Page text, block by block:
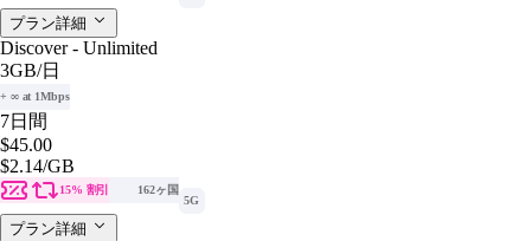
プラン詳細
Discover - Unlimited
3GB/日
+ ∞ at 1Mbps
7日間
$45.00
$2.14/GB
15% 割引
162ヶ国
5G
プラン詳細